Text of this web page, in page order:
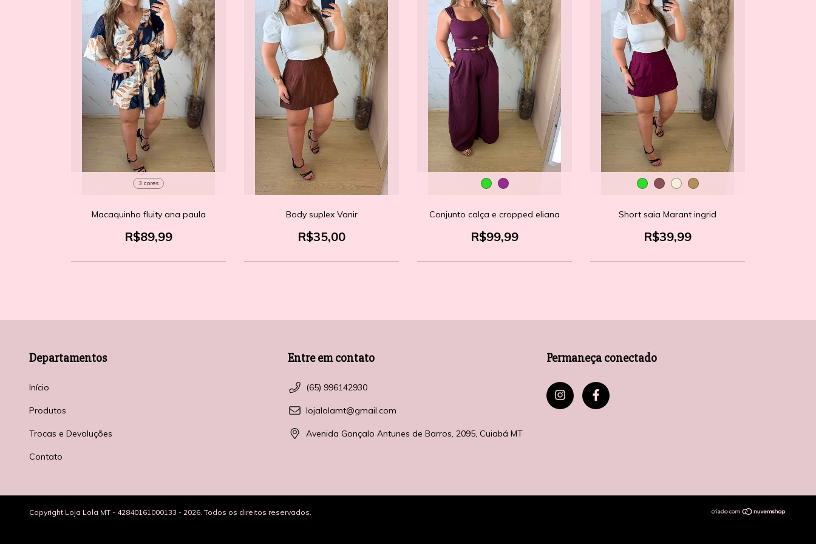
3 cores
Macaquinho fluity ana paula
R$89,99
Body suplex Vanir
R$35,00
Conjunto calça e cropped eliana
R$99,99
Short saia Marant ingrid
R$39,99
Departamentos
Início
Produtos
Trocas e Devoluções
Contato
Entre em contato
(65) 996142930
lojalolamt@gmail.com
Avenida Gonçalo Antunes de Barros, 2095, Cuiabá MT
Permaneça conectado
Copyright Loja Lola MT - 42840161000133 - 2026. Todos os direitos reservados.